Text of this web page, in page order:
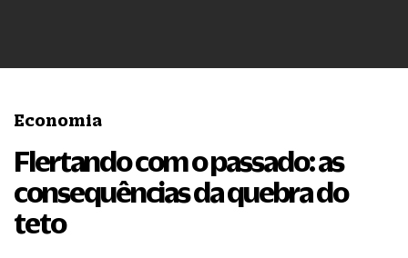
Economia
Flertando com o passado: as
consequências da quebra do
teto